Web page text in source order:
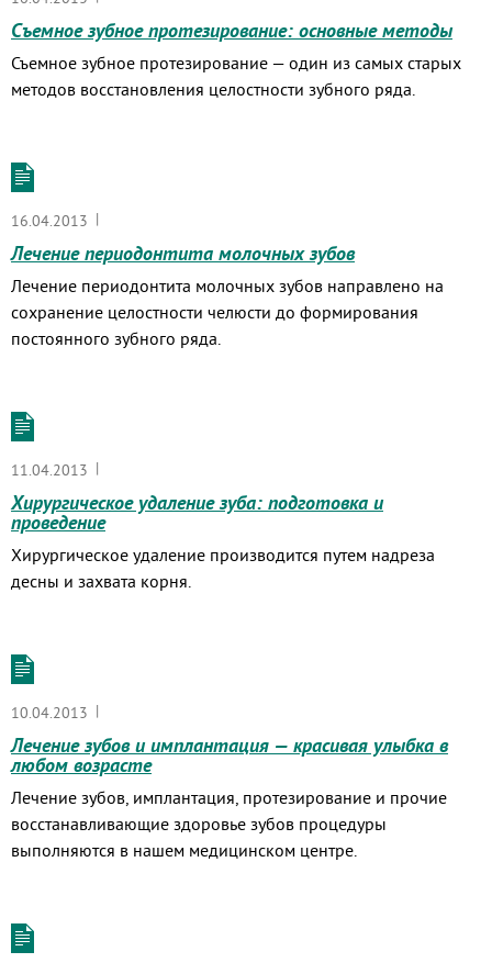
Съемное зубное протезирование: основные методы
Съемное зубное протезирование — один из самых старых
методов восстановления целостности зубного ряда.
16.04.2013 |
Лечение периодонтита молочных зубов
Лечение периодонтита молочных зубов направлено на
сохранение целостности челюсти до формирования
постоянного зубного ряда.
11.04.2013 |
Хирургическое удаление зуба: подготовка и
проведение
Хирургическое удаление производится путем надреза
десны и захвата корня.
10.04.2013 |
Лечение зубов и имплантация — красивая улыбка в
любом возрасте
Лечение зубов, имплантация, протезирование и прочие
восстанавливающие здоровье зубов процедуры
выполняются в нашем медицинском центре.